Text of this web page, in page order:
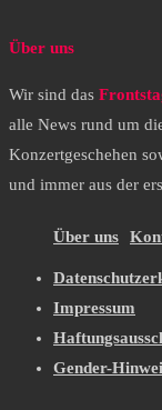
Über uns
Wir sind das
alle News rund um
Konzertgeschehen
und immer aus der
Über uns
Impressum
Gender-